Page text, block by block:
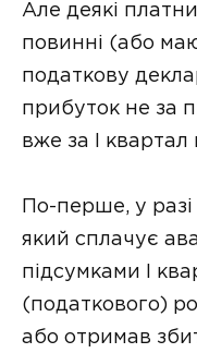
Але деякі
повинні (або
податкову
прибуток не за
вже за І
По-перше, у
який сплачує
підсумками I
(податкового)
або отримав